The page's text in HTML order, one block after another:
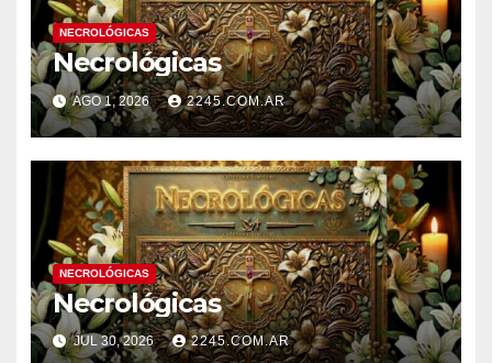
NECROLÓGICAS
Necrológicas
AGO 1, 2026 2245.COM.AR
NECROLÓGICAS
Necrológicas
JUL 30, 2026 2245.COM.AR